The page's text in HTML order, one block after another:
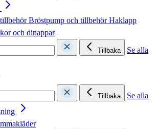
Bröstpump och tillbehörHaklapp
och dinappar
Tillbaka
Se alla
Tillbaka
Se alla